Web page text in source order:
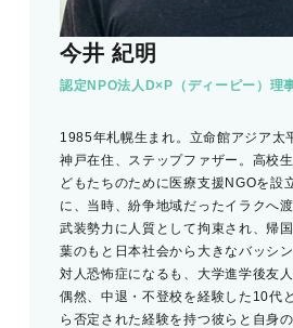
今井 紀明
認定NPO法人D×P（ディーピー）理
1985年札幌生まれ。立命館アジア太
神戸在住、ステップファザー。高校
どもたちのために医療支援NGOを設
に、当時、紛争地域だったイラクへ
武装勢力に人質として拘束され、帰
葉のもと日本社会から大きなバッシ
対人恐怖症になるも、大学進学後友
偶然、中退・不登校を経験した10代
ら否定された経験を持つ彼らと自身